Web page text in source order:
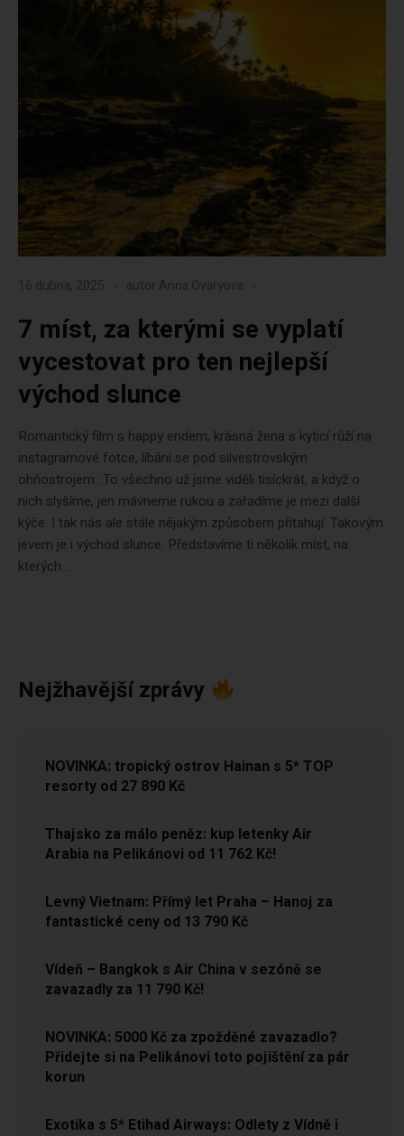
16 dubna, 2025 autor Anna Ovaryova
7 míst, za kterými se vyplatí
vycestovat pro ten nejlepší
východ slunce
Romantický film s happy endem, krásná žena s kyticí růží na
instagramové fotce, líbání se pod silvestrovským
ohňostrojem…To všechno už jsme viděli tisíckrát, a když o
nich slyšíme, jen mávneme rukou a zařadíme je mezi další
kýče. I tak nás ale stále nějakým způsobem přitahují. Takovým
jevem je i východ slunce. Představíme ti několik míst, na
kterých...
Nejžhavější zprávy
NOVINKA: tropický ostrov Hainan s 5* TOP
resorty od 27 890 Kč
Thajsko za málo peněz: kup letenky Air
Arabia na Pelikánovi od 11 762 Kč!
Levný Vietnam: Přímý let Praha – Hanoj za
fantastické ceny od 13 790 Kč
Vídeň – Bangkok s Air China v sezóně se
zavazadly za 11 790 Kč!
NOVINKA: 5000 Kč za zpožděné zavazadlo?
Přidejte si na Pelikánovi toto pojištění za pár
korun
Exotika s 5* Etihad Airways: Odlety z Vídně i